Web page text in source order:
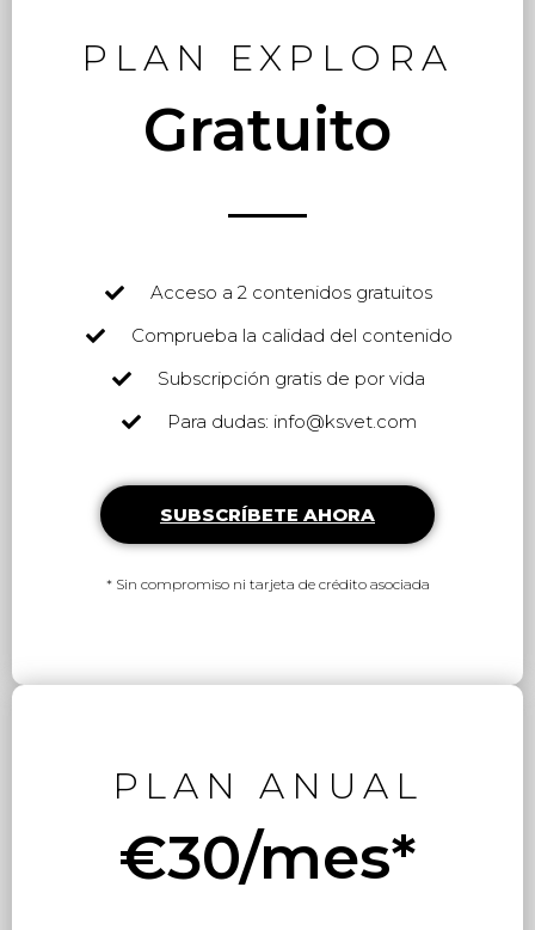
PLAN EXPLORA
Gratuito
Acceso a 2 contenidos gratuitos
Comprueba la calidad del contenido
Subscripción gratis de por vida
Para dudas: info@ksvet.com
SUBSCRÍBETE AHORA
* Sin compromiso ni tarjeta de crédito asociada
PLAN ANUAL
€30/mes*